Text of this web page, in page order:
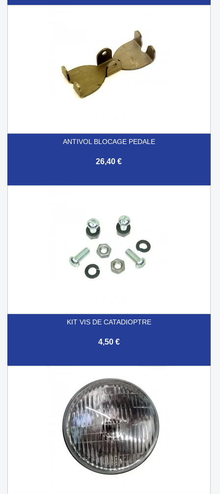
ANTIVOL BLOCAGE PEDALE
26,40 €
KIT VIS DE CATADIOPTRE
4,50 €